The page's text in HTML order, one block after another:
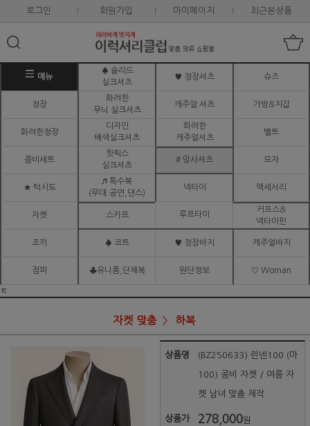
로그인 회원가입 마이페이지 최근본상품
메뉴
♠ 솔리드
실크셔츠
♥ 정장셔츠 슈즈
정장
화려한
무늬 실크셔츠
캐주얼 셔츠 가방&지갑
화려한정장
디자인
배색실크셔츠
화려한
캐주얼셔츠
벨트
콤비세트
핫픽스
실크셔츠
# 망사셔츠 모자
★ 턱시도
♬ 특수복
(무대.공연,댄스)
넥타이 액세서리
자켓 스카프 루프타이
커프스&
넥타이핀
조끼 ♠ 코트 ♥ 정장바지 캐주얼바지
점퍼 ♣유니폼,단체복 원단정보 ♡ Woman
ㅌ
자켓 맞춤 하복
상품명 (BZ250633) 린넨100 (마
100) 콤비 자켓 / 여름 자
켓 남녀 맞춤 제작
상품가 278,000원